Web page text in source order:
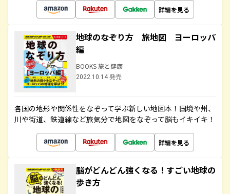
詳細を見る
地球のなぞり方 旅地図 ヨーロッパ
編
BOOKS 旅と健康
2022.10.14 発売
各国の地形や関係性をなぞって学ぶ新しい地図本！国境や州、
川や街道、鉄道線など旅気分で地図をなぞって脳もイキイキ！
詳細を見る
脳がどんどん強くなる！すごい地球の
歩き方